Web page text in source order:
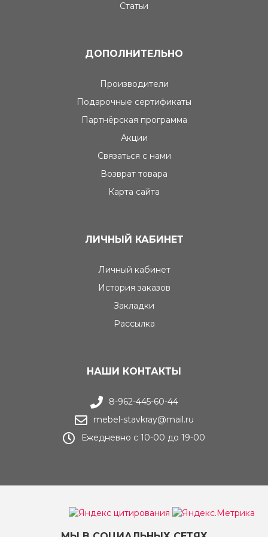
Статьи
ДОПОЛНИТЕЛЬНО
Производители
Подарочные сертификаты
Партнёрская программа
Акции
Связаться с нами
Возврат товара
Карта сайта
ЛИЧНЫЙ КАБИНЕТ
Личный кабинет
История заказов
Закладки
Рассылка
НАШИ КОНТАКТЫ
8-962-445-60-44
mebel-stavkray@mail.ru
Ежедневно с 10-00 до 19-00